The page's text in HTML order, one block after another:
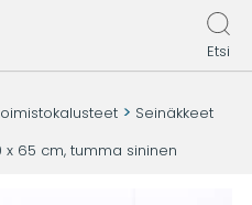
Etsi
Seinäkkeet
x 65 cm, tumma sininen